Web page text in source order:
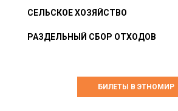
СЕЛЬСКОЕ ХОЗЯЙСТВО
РАЗДЕЛЬНЫЙ СБОР ОТХОДОВ
БИЛЕТЫ В ЭТНОМИР